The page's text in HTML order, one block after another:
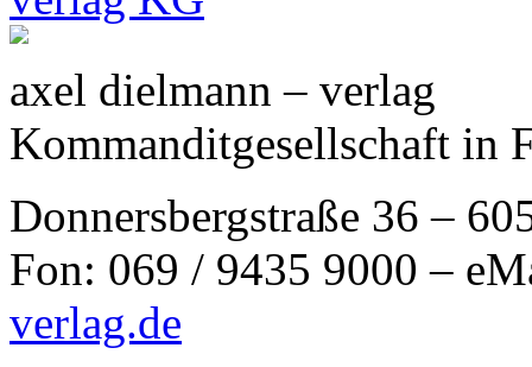
axel dielmann – verlag
Kommanditgesellschaft in
Donnersbergstraße 36 –
Fon: 069 / 9435 9000 –
verlag.de